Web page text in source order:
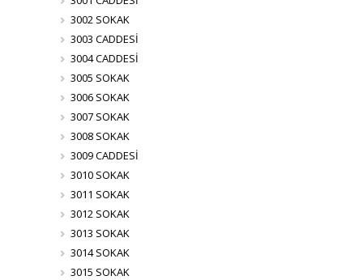
3002 SOKAK
3003 CADDESİ
3004 CADDESİ
3005 SOKAK
3006 SOKAK
3007 SOKAK
3008 SOKAK
3009 CADDESİ
3010 SOKAK
3011 SOKAK
3012 SOKAK
3013 SOKAK
3014 SOKAK
3015 SOKAK